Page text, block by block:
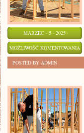
MARZEC - 5 - 2025
MOŻLIWOŚĆ KOMENTOWANIA
CO
ZOSTAŁA WYŁĄCZONA
POSTED BY ADMIN